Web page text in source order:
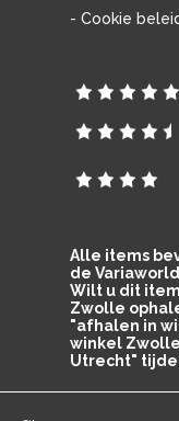
- Cookie
Alle items
de
Wilt u dit
Zwolle
"afhalen in
winkel
Utrecht"